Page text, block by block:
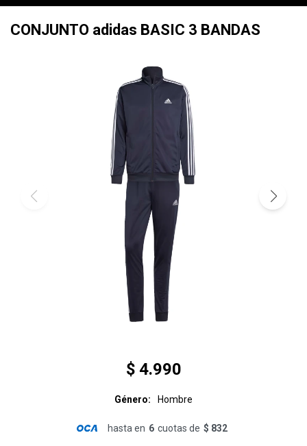
CONJUNTO adidas BASIC 3 BANDAS
$ 4.990
Género Hombre
hasta en 6 cuotas de $ 832